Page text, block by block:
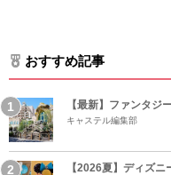
おすすめ記事
【最新】ファンタジ
キャステル編集部
【2026夏】ディズ